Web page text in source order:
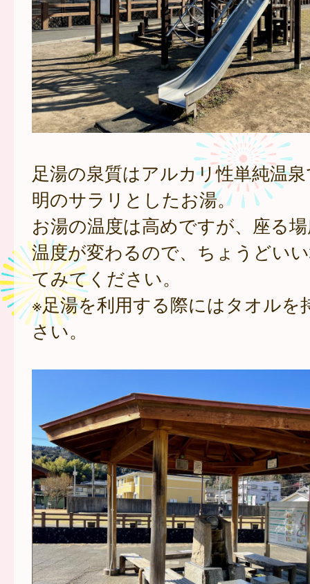
足湯の泉質はアルカリ性単純温
明のサラリとしたお湯。
お湯の温度は高めですが、座る
温度が変わるので、ちょうどい
てみてください。
※足湯を利用する際にはタオルを
さい。